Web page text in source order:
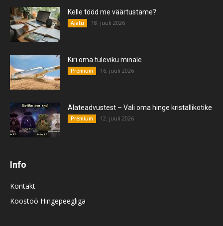
Kelle tööd me väärtustame?
Ajatu 18. juuli 2026
Kiri oma tuleviku minale
Premium 16. juuli 2026
Alateadvustest – Vali oma hinge kristallikotike
Premium 12. juuli 2026
Info
Kontakt
Koostöö Hingepeegliga